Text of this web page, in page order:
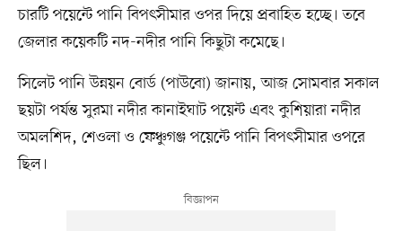
চারটি পয়েন্টে পানি বিপৎসীমার ওপর দিয়ে প্রবাহিত হচ্ছে। তবে
জেলার কয়েকটি নদ-নদীর পানি কিছুটা কমেছে।
সিলেট পানি উন্নয়ন বোর্ড (পাউবো) জানায়, আজ সোমবার সকাল
ছয়টা পর্যন্ত সুরমা নদীর কানাইঘাট পয়েন্ট এবং কুশিয়ারা নদীর
অমলশিদ, শেওলা ও ফেঞ্চুগঞ্জ পয়েন্টে পানি বিপৎসীমার ওপরে
ছিল।